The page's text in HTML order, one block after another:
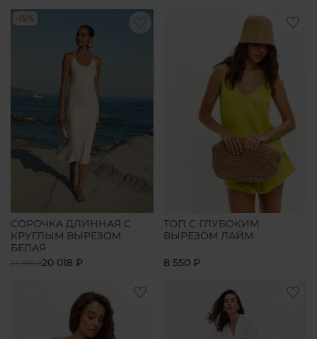
-15%
СОРОЧКА ДЛИННАЯ С
КРУГЛЫМ ВЫРЕЗОМ
БЕЛАЯ
23 550 ₽20 018 ₽
ТОП С ГЛУБОКИМ
ВЫРЕЗОМ ЛАЙМ
8 550 ₽